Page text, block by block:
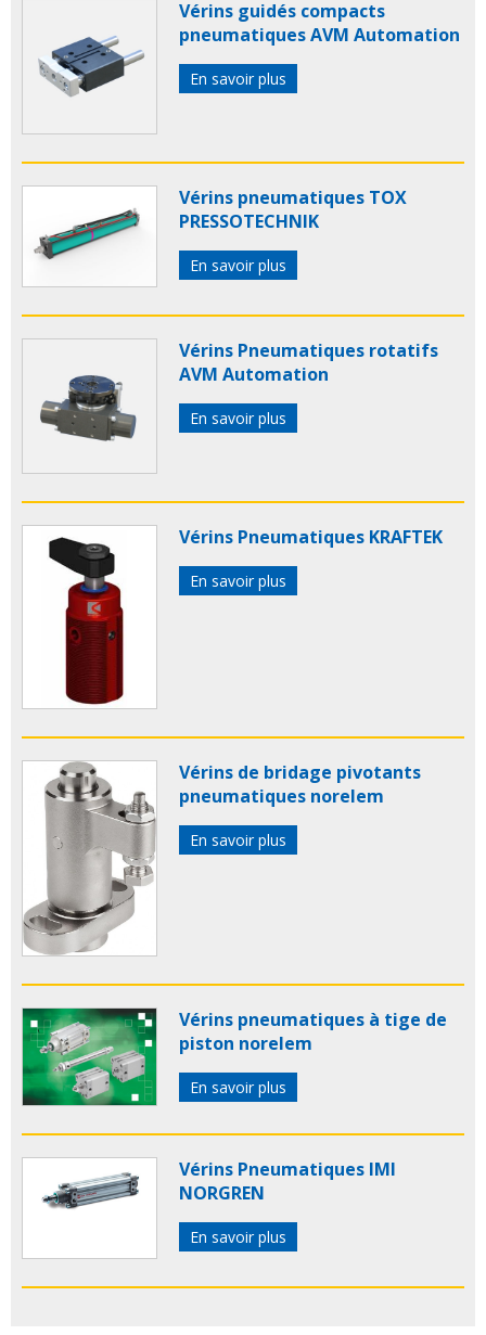
Vérins guidés compacts
pneumatiques AVM Automation
En savoir plus
Vérins pneumatiques TOX
PRESSOTECHNIK
En savoir plus
Vérins Pneumatiques rotatifs
AVM Automation
En savoir plus
Vérins Pneumatiques KRAFTEK
En savoir plus
Vérins de bridage pivotants
pneumatiques norelem
En savoir plus
Vérins pneumatiques à tige de
piston norelem
En savoir plus
Vérins Pneumatiques IMI
NORGREN
En savoir plus